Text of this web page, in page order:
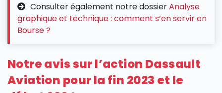
Consulter également notre dossierAnalyse
graphique et technique : comment s’en servir en
Bourse ?
Notre avis sur l’action Dassault
Aviation pour la fin 2023 et le